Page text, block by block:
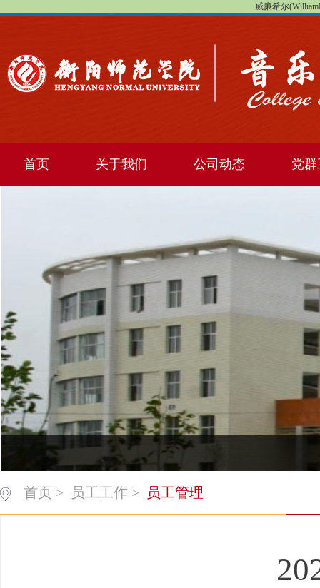
威廉希尔
首页 关于我们 公司动态 党
首页 > 员工工作 > 员工管理